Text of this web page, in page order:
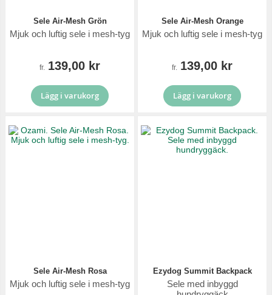
Sele Air-Mesh Grön
Mjuk och luftig sele i mesh-tyg
fr. 139,00 kr
Lägg i varukorg
Sele Air-Mesh Orange
Mjuk och luftig sele i mesh-tyg
fr. 139,00 kr
Lägg i varukorg
Sele Air-Mesh Rosa
Mjuk och luftig sele i mesh-tyg
Ezydog Summit Backpack
Sele med inbyggd